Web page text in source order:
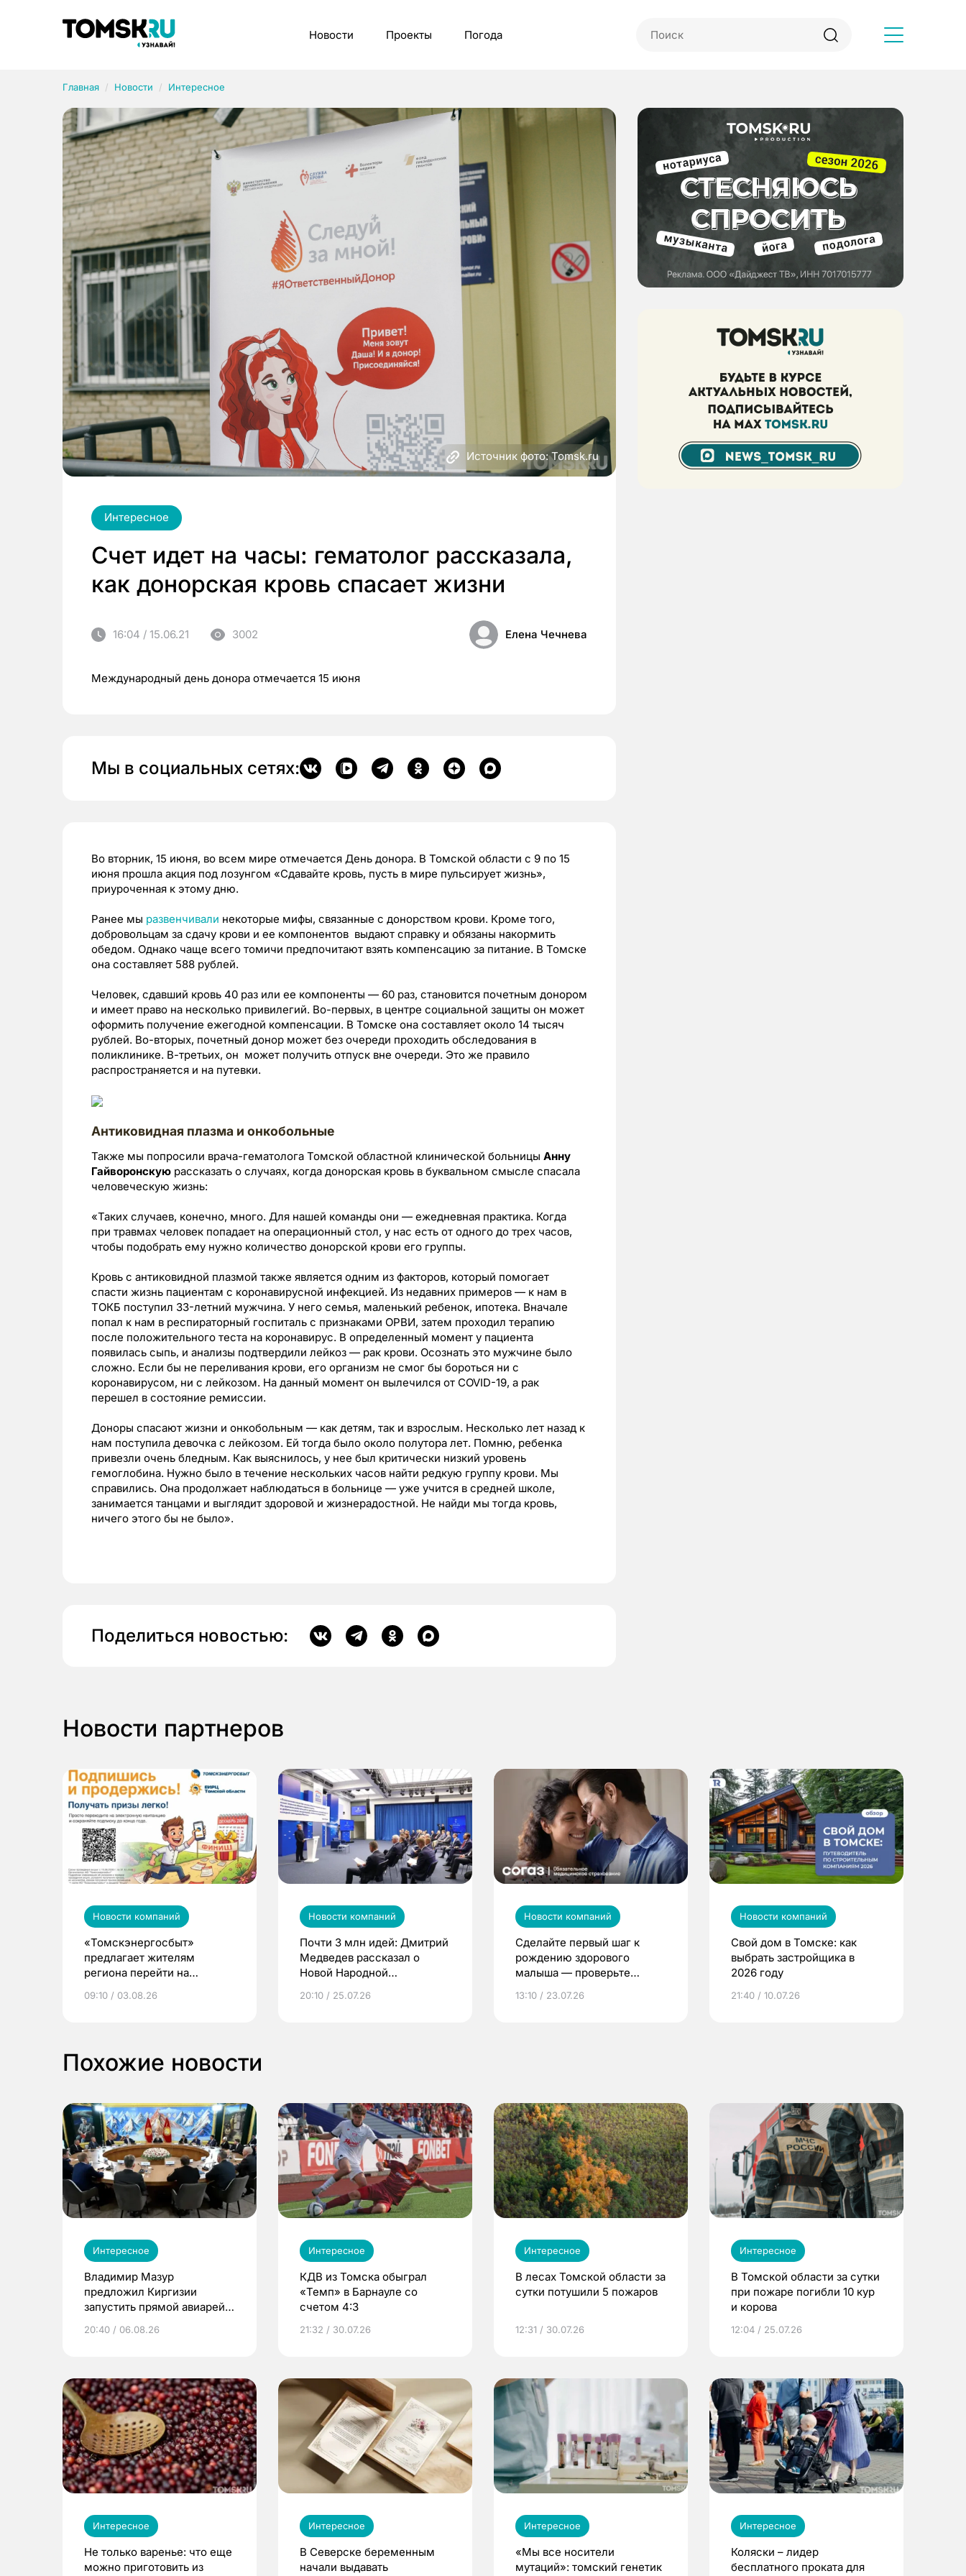
Новости Проекты Погода
Главная Новости Интересное
Источник фото: Tomsk.ru
Интересное
Счет идет на часы: гематолог рассказала,
как донорская кровь спасает жизни
16:04 / 15.06.21 3002 Елена Чечнева
Международный день донора отмечается 15 июня
Мы в социальных сетях:
Во вторник, 15 июня, во всем мире отмечается День донора. В Томской области с 9 по 15
июня прошла акция под лозунгом «Сдавайте кровь, пусть в мире пульсирует жизнь»,
приуроченная к этому дню.
Ранее мы развенчивали некоторые мифы, связанные с донорством крови. Кроме того,
добровольцам за сдачу крови и ее компонентов выдают справку и обязаны накормить
обедом. Однако чаще всего томичи предпочитают взять компенсацию за питание. В Томске
она составляет 588 рублей.
Человек, сдавший кровь 40 раз или ее компоненты — 60 раз, становится почетным донором
и имеет право на несколько привилегий. Во-первых, в центре социальной защиты он может
оформить получение ежегодной компенсации. В Томске она составляет около 14 тысяч
рублей. Во-вторых, почетный донор может без очереди проходить обследования в
поликлинике. В-третьих, он может получить отпуск вне очереди. Это же правило
распространяется и на путевки.
Антиковидная плазма и онкобольные
Также мы попросили врача-гематолога Томской областной клинической больницы Анну
Гайворонскую рассказать о случаях, когда донорская кровь в буквальном смысле спасала
человеческую жизнь:
«Таких случаев, конечно, много. Для нашей команды они — ежедневная практика. Когда
при травмах человек попадает на операционный стол, у нас есть от одного до трех часов,
чтобы подобрать ему нужно количество донорской крови его группы.
Кровь с антиковидной плазмой также является одним из факторов, который помогает
спасти жизнь пациентам с коронавирусной инфекцией. Из недавних примеров — к нам в
ТОКБ поступил 33-летний мужчина. У него семья, маленький ребенок, ипотека. Вначале
попал к нам в респираторный госпиталь с признаками ОРВИ, затем проходил терапию
после положительного теста на коронавирус. В определенный момент у пациента
появилась сыпь, и анализы подтвердили лейкоз — рак крови. Осознать это мужчине было
сложно. Если бы не переливания крови, его организм не смог бы бороться ни с
коронавирусом, ни с лейкозом. На данный момент он вылечился от COVID-19, а рак
перешел в состояние ремиссии.
Доноры спасают жизни и онкобольным — как детям, так и взрослым. Несколько лет назад к
нам поступила девочка с лейкозом. Ей тогда было около полутора лет. Помню, ребенка
привезли очень бледным. Как выяснилось, у нее был критически низкий уровень
гемоглобина. Нужно было в течение нескольких часов найти редкую группу крови. Мы
справились. Она продолжает наблюдаться в больнице — уже учится в средней школе,
занимается танцами и выглядит здоровой и жизнерадостной. Не найди мы тогда кровь,
ничего этого бы не было».
Поделиться новостью:
Новости партнеров
Новости компаний
«Томскэнергосбыт»
предлагает жителям
региона перейти на
выиграть призы
09:10 / 03.08.26
Новости компаний
Почти 3 млн идей: Дмитрий
Медведев рассказал о
Новой Народной
20:10 / 25.07.26
Новости компаний
Сделайте первый шаг к
рождению здорового
малыша — проверьте
по ОМС!
13:10 / 23.07.26
Новости компаний
Свой дом в Томске: как
выбрать застройщика в
2026 году
21:40 / 10.07.26
Похожие новости
Интересное
Владимир Мазур
предложил Киргизии
запустить прямой авиарейс
20:40 / 06.08.26
Интересное
КДВ из Томска обыграл
«Темп» в Барнауле со
счетом 4:3
21:32 / 30.07.26
Интересное
В лесах Томской области за
сутки потушили 5 пожаров
12:31 / 30.07.26
Интересное
В Томской области за сутки
при пожаре погибли 10 кур
и корова
12:04 / 25.07.26
Интересное
Не только варенье: что еще
можно приготовить из
Интересное
В Северске беременным
начали выдавать
Интересное
«Мы все носители
мутаций»: томский генетик
Интересное
Коляски – лидер
бесплатного проката для
Рубрики